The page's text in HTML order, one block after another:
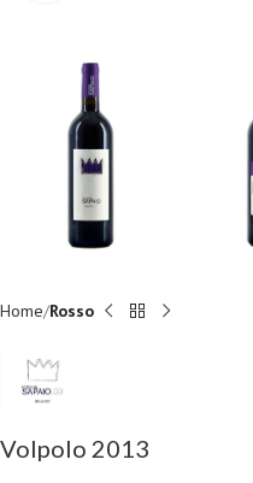
Home Rosso
Volpolo 2013